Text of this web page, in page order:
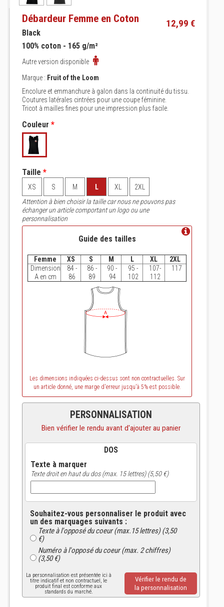
Débardeur Femme en Coton 12,99 €
Black
100% coton - 165 g/m²
Autre version disponible
Marque : Fruit of the Loom
Encolure et emmanchure à galon dans la continuité du tissu.
Coutures latérales cintrées pour une coupe féminine.
Tricot à mailles fines pour une impression plus facile.
Couleur *
Taille *
XS S M L XL
2XL
Attention à bien choisir la taille car nous ne pouvons pas
échanger un article comportant un logo ou une
personnalisation
Guide des tailles
Femme XS S M L XL
2XL
Dimension
A en cm
84 -
86
86 -
89
90 -
94
95 -
102
107-
112
117
Les dimensions indiquées ci-dessus sont non contractuelles. Sur
un article donné, une marge d'erreur jusqu'à 5% est possible.
PERSONNALISATION
Bien vérifier le rendu avant d'ajouter au panier
DOS
Texte à marquer
Texte droit en haut du dos (max. 15 lettres) (5,50 €)
Souhaitez-vous personnaliser le produit avec
un des marquages suivants :
Texte à l'opposé du coeur (max.15 lettres) (3,50
€)
Numéro à l'opposé du coeur (max. 2 chiffres)
(3,50 €)
La personnalisation est présentée ici à
titre indicatif et non contractuel, le
produit final est conforme aux
standards du marché.
Vérifier le rendu de
la personnalisation